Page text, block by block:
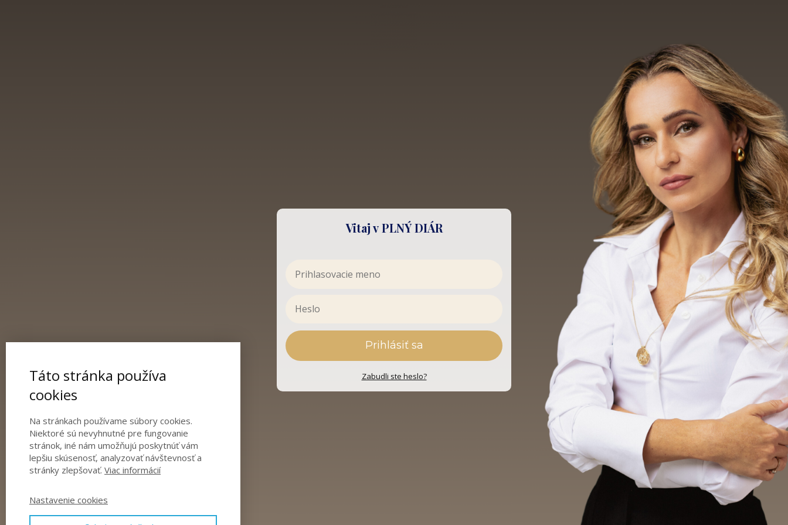
Vitaj v PLNÝ DIÁR
Prihlásiť sa
Zabudli ste heslo?
Táto stránka používa
cookies
Na stránkach používame súbory cookies.
Niektoré sú nevyhnutné pre fungovanie
stránok, iné nám umožňujú poskytnúť vám
lepšiu skúsenosť, analyzovať návštevnosť a
stránky zlepšovať. Viac informácií
Nastavenie cookies